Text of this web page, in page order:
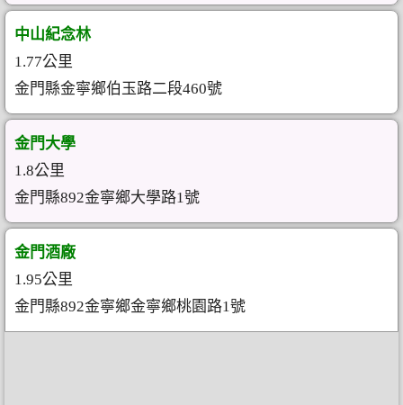
中山紀念林
1.77公里
金門縣金寧鄉伯玉路二段460號
金門大學
1.8公里
金門縣892金寧鄉大學路1號
金門酒廠
1.95公里
金門縣892金寧鄉金寧鄉桃園路1號